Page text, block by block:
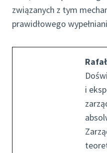
związanych z tym
prawidłowego
i